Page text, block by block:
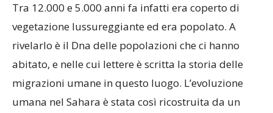
Tra 12.000 e 5.000 anni fa infatti era coperto di
vegetazione lussureggiante ed era popolato. A
rivelarlo è il Dna delle popolazioni che ci hanno
abitato, e nelle cui lettere è scritta la storia delle
migrazioni umane in questo luogo. L’evoluzione
umana nel Sahara è stata così ricostruita da un